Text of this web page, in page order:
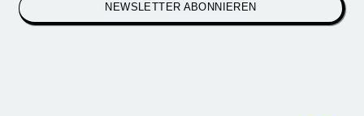
NEWSLETTER ABONNIEREN